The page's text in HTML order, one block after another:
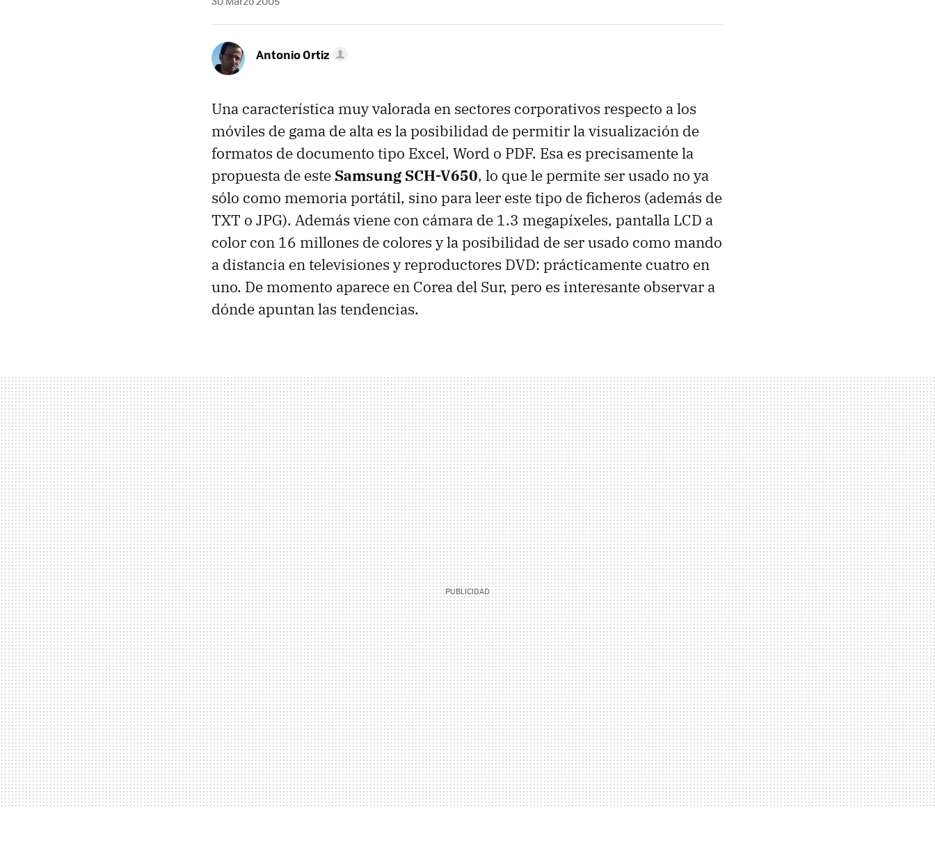
Antonio Ortiz
Una característica muy valorada en sectores corporativos respecto a los
móviles de gama de alta es la posibilidad de permitir la visualización de
formatos de documento tipo Excel, Word o PDF. Esa es precisamente la
propuesta de este Samsung SCH-V650, lo que le permite ser usado no ya
sólo como memoria portátil, sino para leer este tipo de ficheros (además de
TXT o JPG). Además viene con cámara de 1.3 megapíxeles, pantalla LCD a
color con 16 millones de colores y la posibilidad de ser usado como mando
a distancia en televisiones y reproductores DVD: prácticamente cuatro en
uno. De momento aparece en Corea del Sur, pero es interesante observar a
dónde apuntan las tendencias.